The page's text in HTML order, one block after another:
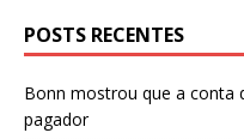
POSTS RECENTES
Bonn mostrou que a conta
pagador